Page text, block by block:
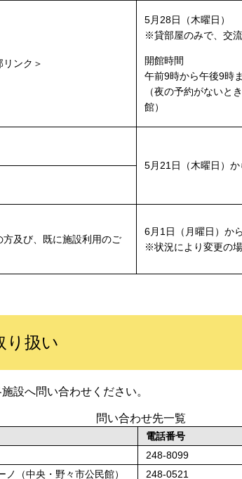
リンク＞
5月28日（木曜日）
※貸部屋のみで、交
開館時間
午前9時から午後9時
（夜の予約がないと
館）
5月21日（木曜日）か
及び、既に施設利用のご
6月1日（月曜日）から
※状況により変更の
り扱い
設へ問い合わせください。
問い合わせ先一覧
電話番号
248-8099
（中央・野々市公民館）
248-0521